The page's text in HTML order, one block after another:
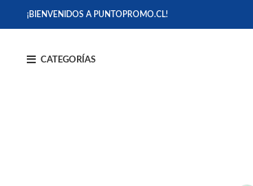
¡BIENVENIDOS A PUNTOPROMO.CL!
CATEGORÍAS